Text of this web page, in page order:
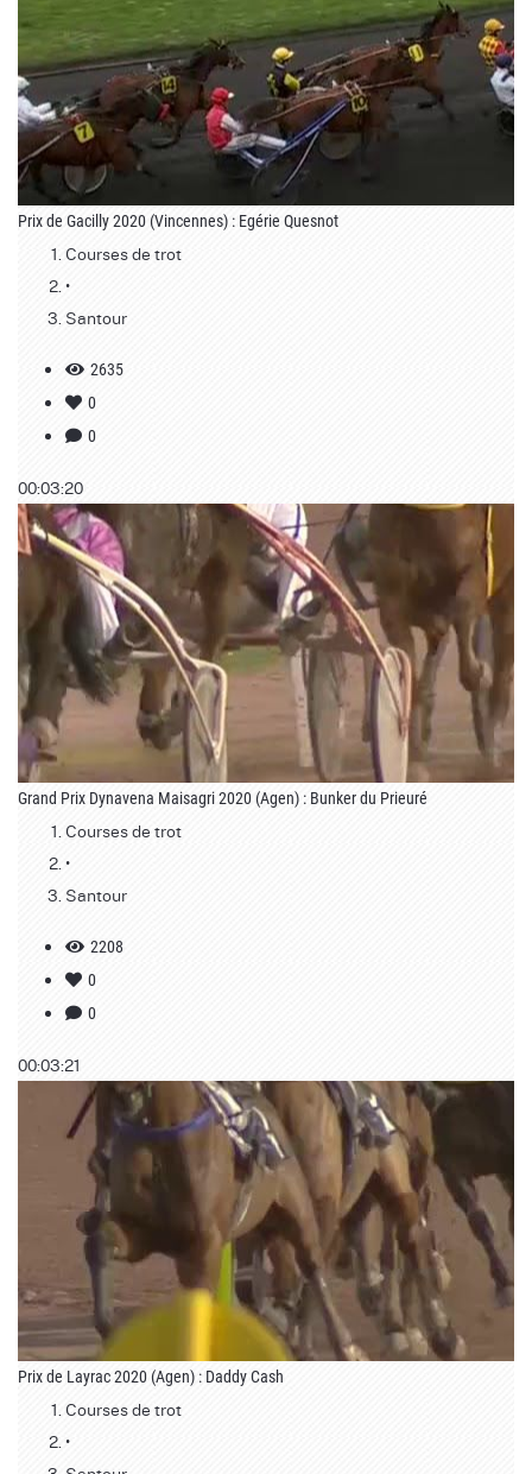
Prix de Gacilly 2020 (Vincennes) : Egérie Quesnot
Courses de trot
•
Santour
2635
0
0
00:03:20
Grand Prix Dynavena Maisagri 2020 (Agen) : Bunker du Prieuré
Courses de trot
•
Santour
2208
0
0
00:03:21
Prix de Layrac 2020 (Agen) : Daddy Cash
Courses de trot
•